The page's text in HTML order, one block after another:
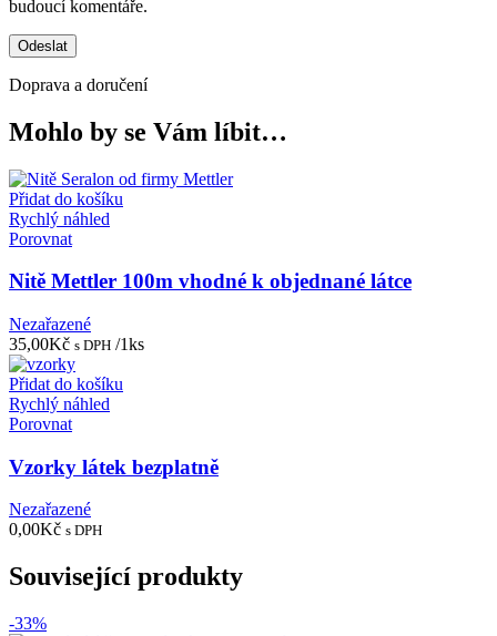
budoucí komentáře.
Doprava a doručení
Mohlo by se Vám líbit…
Přidat do košíku
Rychlý náhled
Porovnat
Nitě Mettler 100m vhodné k objednané látce
Nezařazené
35,00Kč s DPH /1ks
Přidat do košíku
Rychlý náhled
Porovnat
Vzorky látek bezplatně
Nezařazené
0,00Kč s DPH
Související produkty
-33%